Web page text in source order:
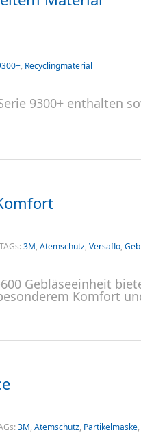
, Recyclingmaterial
9300+ enthalten
TAGs:3M, Atemschutz, Versaflo,
Gebläseeinheit
Komfort
3M, Atemschutz, Partikelmaske,